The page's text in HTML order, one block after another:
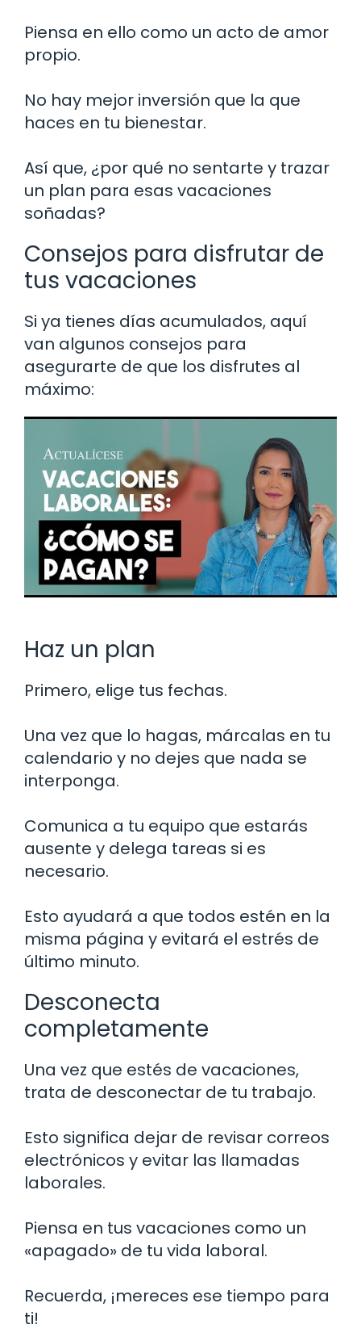
Piensa en ello como un acto de amor
propio.
No hay mejor inversión que la que
haces en tu bienestar.
Así que, ¿por qué no sentarte y trazar
un plan para esas vacaciones
soñadas?
Consejos para disfrutar de
tus vacaciones
Si ya tienes días acumulados, aquí
van algunos consejos para
asegurarte de que los disfrutes al
máximo:
Haz un plan
Primero, elige tus fechas.
Una vez que lo hagas, márcalas en tu
calendario y no dejes que nada se
interponga.
Comunica a tu equipo que estarás
ausente y delega tareas si es
necesario.
Esto ayudará a que todos estén en la
misma página y evitará el estrés de
último minuto.
Desconecta
completamente
Una vez que estés de vacaciones,
trata de desconectar de tu trabajo.
Esto significa dejar de revisar correos
electrónicos y evitar las llamadas
laborales.
Piensa en tus vacaciones como un
«apagado» de tu vida laboral.
Recuerda, ¡mereces ese tiempo para
ti!